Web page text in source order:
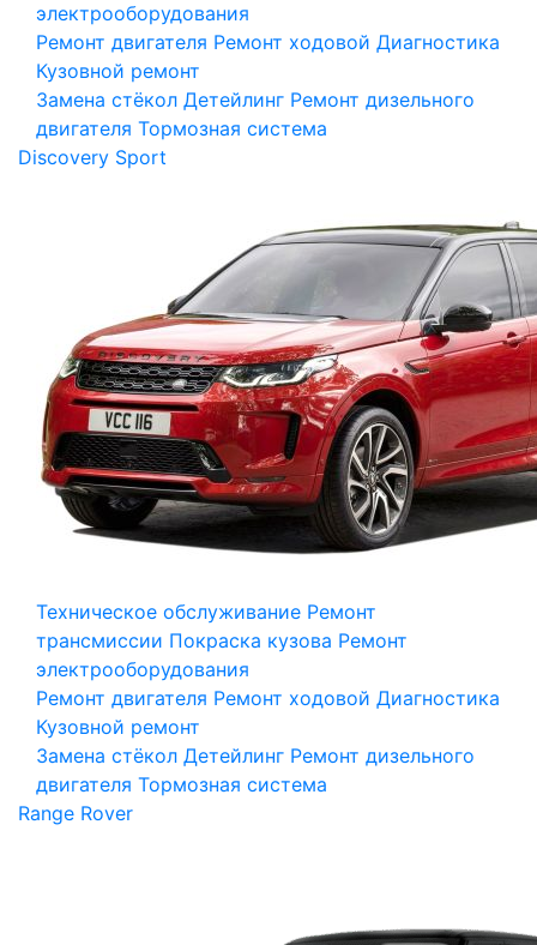
электрооборудования
Ремонт двигателя Ремонт ходовой Диагностика
Кузовной ремонт
Замена стёкол Детейлинг Ремонт дизельного
двигателя Тормозная система
Discovery Sport
Техническое обслуживание Ремонт
трансмиссии Покраска кузова Ремонт
электрооборудования
Ремонт двигателя Ремонт ходовой Диагностика
Кузовной ремонт
Замена стёкол Детейлинг Ремонт дизельного
двигателя Тормозная система
Range Rover